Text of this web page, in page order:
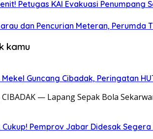
Petugas KAI Evakuasi Penumpang
dan Pencurian Meteran,
kamu
Guncang Cibadak, Peringatan
CIBADAK — Lapang Sepak Bola
Pemprov Jabar Didesak